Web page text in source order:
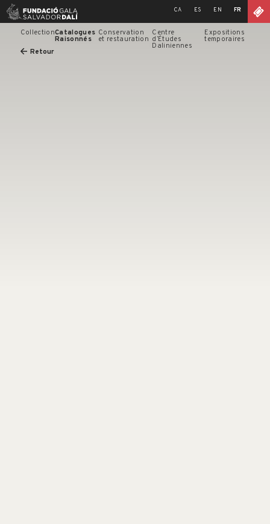
Skip
CA ES EN FR
CollectionCatalogues
Raisonnés
Conservation
et restauration
Centre
d’Études
Daliniennes
Expositions
temporaires
Retour